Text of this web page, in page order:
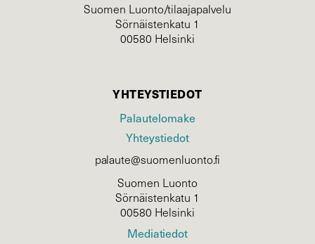
Suomen Luonto/tilaajapalvelu
Sörnäistenkatu 1
00580 Helsinki
YHTEYSTIEDOT
Palautelomake
Yhteystiedot
palaute@suomenluonto.fi
Suomen Luonto
Sörnäistenkatu 1
00580 Helsinki
Mediatiedot